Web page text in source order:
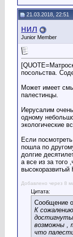
21.03.2018, 22:51
нил
Junior Member
посольства.
Может имеет
палестинцы.
Иерусалим
одному
экологические
Если
пошла по
долгие
а все из за
высокоразвитый
Добавлено через 8
Цитата:
Сообщение
К
возможны ,
что